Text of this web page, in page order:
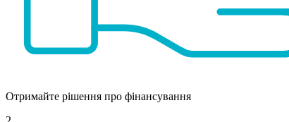
Отримайте рішення про фінансування